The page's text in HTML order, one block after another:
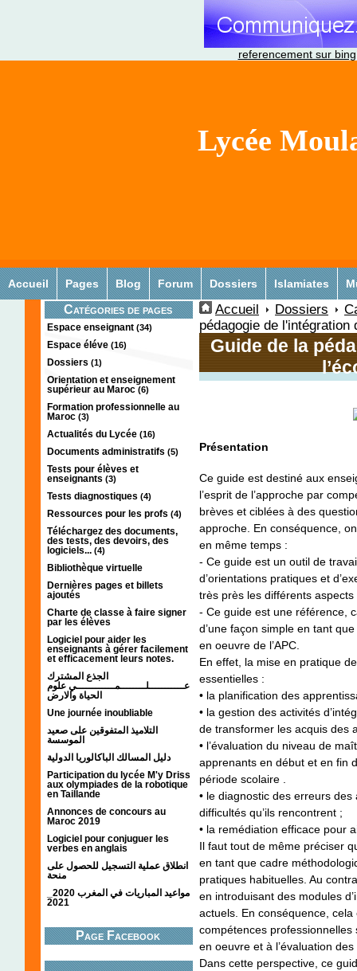
referencement sur bing
Lycée
Accueil Pages Blog Forum Dossiers Islamiates
Catégories de pages
Espace enseignant (34)
Espace éléve (16)
Dossiers (1)
Orientation et enseignement
supérieur au Maroc (6)
Formation professionnelle au
Maroc (3)
Actualités du Lycée (16)
Documents administratifs (5)
Tests pour élèves et
enseignants (3)
Tests diagnostiques (4)
Ressources pour les profs (4)
Téléchargez des documents,
des tests, des devoirs, des
logiciels... (4)
Bibliothèque virtuelle
Dernières pages et billets
ajoutés
Charte de classe à faire signer
par les élèves
Logiciel pour aider les
enseignants à gérer facilement
et efficacement leurs notes.
الجذع المشترك
عـــــــــــلــــــــمــــــــــــي علوم
الحياة والارض
Une journée inoubliable
التلاميذ المتفوقين على صعيد
الموسسة
دليل المسالك الباكالوريا الدولية
Participation du lycée M'y Driss
aux olympiades de la robotique
en Taillande
Annonces de concours au
Maroc 2019
Logiciel pour conjuguer les
verbes en anglais
انطلاق عملية التسجيل للحصول على
منحة
2021
Page Facebook
Accueil Dossiers
pédagogie de l'intégration
Guide de la
Présentation
Ce guide est destiné aux
l’esprit de l’approche par
brèves et ciblées à des
approche. En conséquence,
en même temps :
- Ce guide est un outil de
d’orientations pratiques et
très près les différents aspects
- Ce guide est une référence,
d’une façon simple en tant
en oeuvre de l’APC.
En effet, la mise en pratique
essentielles :
• la planification des
• la gestion des activités
de transformer les acquis des
• l’évaluation du niveau de
apprenants en début et en fin
période scolaire .
• le diagnostic des erreurs des
difficultés qu’ils rencontrent ;
• la remédiation efficace pour
Il faut tout de même préciser
en tant que cadre
pratiques habituelles. Au
en introduisant des modules
actuels. En conséquence,
compétences
en oeuvre et à l’évaluation
Dans cette perspective, ce